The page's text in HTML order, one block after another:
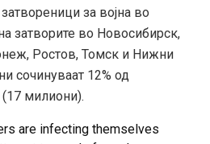
за војна во
затворите во Новосибирск,
Ростов, Томск и Нижни
сочинуваат 12% од
(17 милиони).
are infecting themselves